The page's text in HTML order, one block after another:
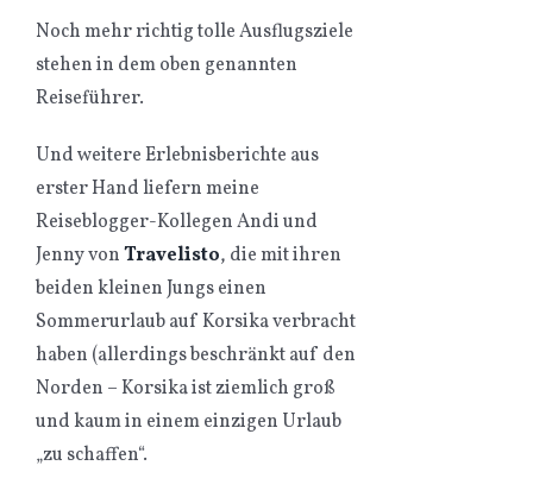
Noch mehr richtig tolle Ausflugsziele
stehen in dem oben genannten
Reiseführer.
Und weitere Erlebnisberichte aus
erster Hand liefern meine
Reiseblogger-Kollegen Andi und
Jenny vonTravelisto, die mit ihren
beiden kleinen Jungs einen
Sommerurlaub auf Korsika verbracht
haben (allerdings beschränkt auf den
Norden – Korsika ist ziemlich groß
und kaum in einem einzigen Urlaub
„zu schaffen“.